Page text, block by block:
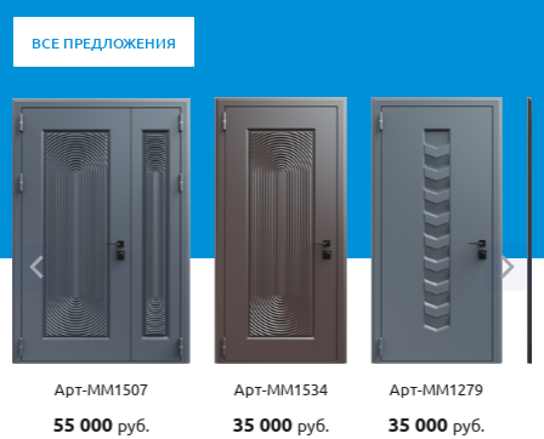
ВСЕ ПРЕДЛОЖЕНИЯ
Арт-ММ1507
55 000 руб.
Арт-ММ1534
35 000 руб.
Арт-ММ1279
35 000 руб.